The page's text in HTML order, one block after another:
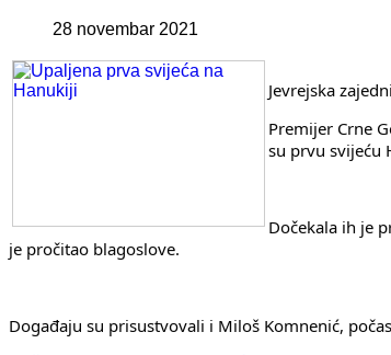
28 novembar 2021
Premijer Crne
su prvu svijeću
Dočekala ih je
je pročitao blagoslove.
Događaju su prisustvovali i Miloš Komnenić,